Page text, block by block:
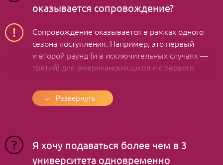
оказывается сопровождение?
Сопровождение оказывается в рамках одного
сезона поступления. Например, это первый
и второй раунд (и в исключительных случаях —
третий) для американских школ и с первого
в европейские и американские школы
одновременно, напишите мне, мы всё обсудим
Развернуть
Я хочу подаваться более чем в 3
университета одновременно